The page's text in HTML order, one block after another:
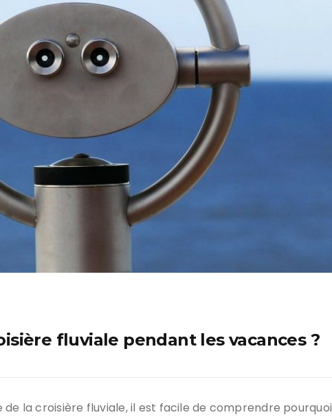
fluviale pendant les vacances ?
de la croisière fluviale, il est facile de comprendre pourquoi